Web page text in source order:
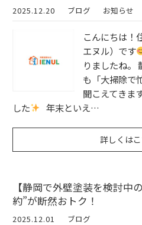
2025.12.20 ブログ お知らせ
こんにちは！
エヌル）です
りましたね。
も「大掃除で
聞こえてきま
した
年末といえ…
詳しくは
【静岡で外壁塗装を検討中
約”が断然おトク！
2025.12.01 ブログ